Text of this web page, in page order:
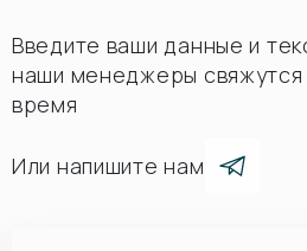
Введите ваши данные и
наши менеджеры
время
Или напишите нам